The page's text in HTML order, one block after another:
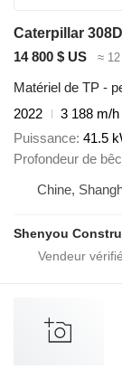
Caterpillar
14 800 $ US
≈
Matériel de TP -
2022
3 188 m/h
Puissance 41.5
Profondeur de
Chine,
Shenyou